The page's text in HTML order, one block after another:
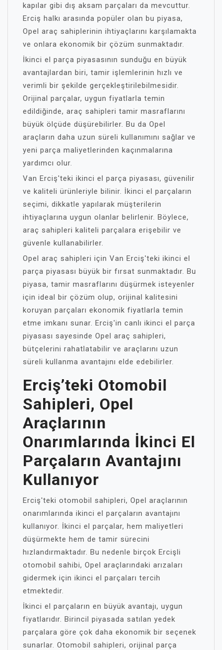
kapılar gibi dış aksam parçaları da mevcuttur.
Erciş halkı arasında popüler olan bu piyasa,
Opel araç sahiplerinin ihtiyaçlarını karşılamakta
ve onlara ekonomik bir çözüm sunmaktadır.
İkinci el parça piyasasının sunduğu en büyük
avantajlardan biri, tamir işlemlerinin hızlı ve
verimli bir şekilde gerçekleştirilebilmesidir.
Orijinal parçalar, uygun fiyatlarla temin
edildiğinde, araç sahipleri tamir masraflarını
büyük ölçüde düşürebilirler. Bu da Opel
araçların daha uzun süreli kullanımını sağlar ve
yeni parça maliyetlerinden kaçınmalarına
yardımcı olur.
Van Erciş'teki ikinci el parça piyasası, güvenilir
ve kaliteli ürünleriyle bilinir. İkinci el parçaların
seçimi, dikkatle yapılarak müşterilerin
ihtiyaçlarına uygun olanlar belirlenir. Böylece,
araç sahipleri kaliteli parçalara erişebilir ve
güvenle kullanabilirler.
Opel araç sahipleri için Van Erciş'teki ikinci el
parça piyasası büyük bir fırsat sunmaktadır. Bu
piyasa, tamir masraflarını düşürmek isteyenler
için ideal bir çözüm olup, orijinal kalitesini
koruyan parçaları ekonomik fiyatlarla temin
etme imkanı sunar. Erciş'in canlı ikinci el parça
piyasası sayesinde Opel araç sahipleri,
bütçelerini rahatlatabilir ve araçlarını uzun
süreli kullanma avantajını elde edebilirler.
Erciş’teki Otomobil
Sahipleri, Opel
Araçlarının
Onarımlarında İkinci El
Parçaların Avantajını
Kullanıyor
Erciş'teki otomobil sahipleri, Opel araçlarının
onarımlarında ikinci el parçaların avantajını
kullanıyor. İkinci el parçalar, hem maliyetleri
düşürmekte hem de tamir sürecini
hızlandırmaktadır. Bu nedenle birçok Ercişli
otomobil sahibi, Opel araçlarındaki arızaları
gidermek için ikinci el parçaları tercih
etmektedir.
İkinci el parçaların en büyük avantajı, uygun
fiyatlarıdır. Birincil piyasada satılan yedek
parçalara göre çok daha ekonomik bir seçenek
sunarlar. Otomobil sahipleri, orijinal parça